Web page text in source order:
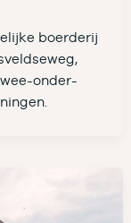
boerderij
onder-